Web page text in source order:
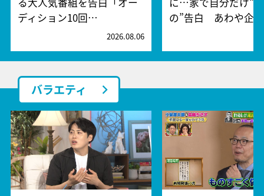
ディション10回…
2026.08.06
の”告白 あわや企…
バラエティ